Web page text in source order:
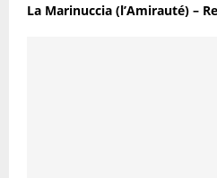
La Marinuccia (l’Amirauté) –